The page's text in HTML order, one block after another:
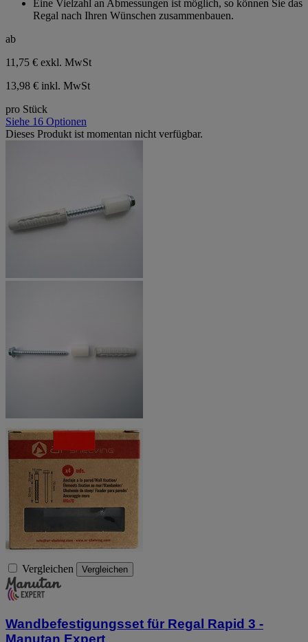
Eine Vielzahl an Abmessungen ist möglich, so können Sie das
Regal nach Ihren Wünschen zusammenbauen.
ab
11,75 € exkl. MwSt
13,98 € inkl. MwSt
pro Stück
Siehe 16 Optionen
Dieses Produkt ist momentan nicht verfügbar.
Vergleichen Vergleichen
Wandbefestigungsset für Regal Rapid 3 -
Manutan Expert